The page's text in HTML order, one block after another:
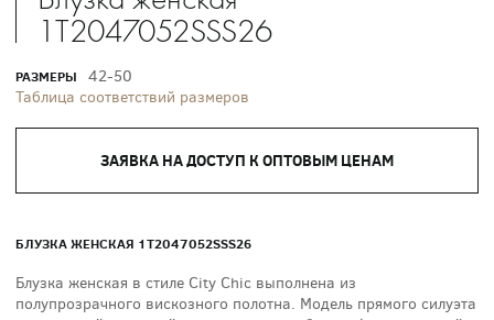
1T2047052SSS26
РАЗМЕРЫ
42-50
Таблица соответствий размеров
ЗАЯВКА НА ДОСТУП К ОПТОВЫМ ЦЕНАМ
БЛУЗКА ЖЕНСКАЯ 1T2047052SSS26
Блузка женская в стиле City Chic выполнена из
полупрозрачного вискозного полотна. Модель прямого силуэта